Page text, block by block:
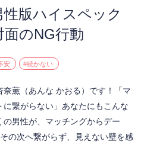
版ハイスペック
のNG行動
安 #続かない
薫（あんな かおる）です！「マ
繋がらない」あなたにもこんな
男性が、マッチングからデー
の次へ繋がらず、見えない壁を感